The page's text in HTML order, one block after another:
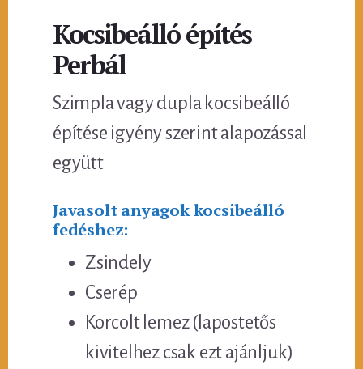
Kocsibeálló építés
Perbál
Szimpla vagy dupla kocsibeálló
építése igyény szerint alapozással
együtt
Javasolt anyagok kocsibeálló
fedéshez:
Zsindely
Cserép
Korcolt lemez (lapostetős
kivitelhez csak ezt ajánljuk)